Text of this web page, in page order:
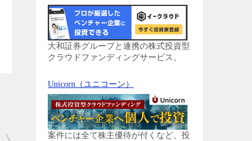
大和証券グループと連携の株式投資型
クラウドファンディングサービス。
Unicorn（ユニコーン）
案件には全て株主優待が付くなど、投